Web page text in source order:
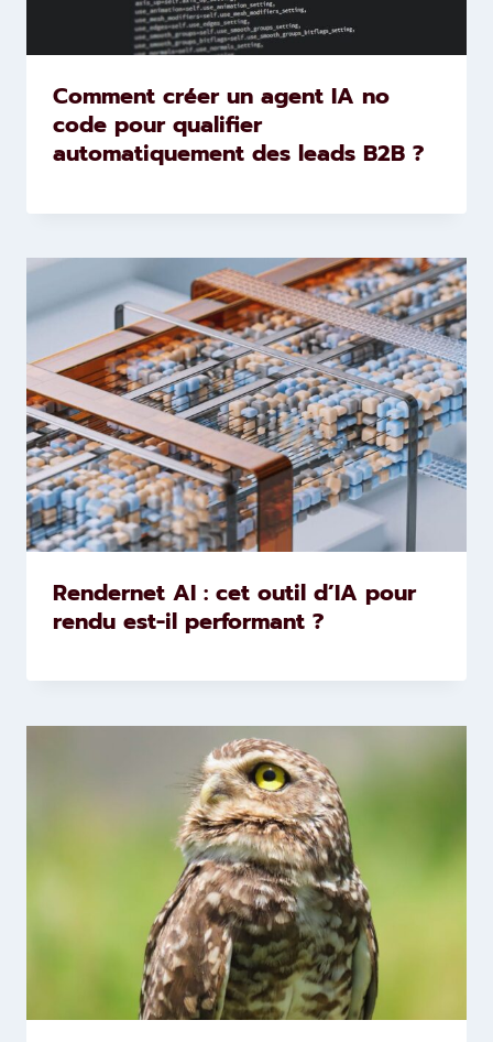
Comment créer un agent IA no
code pour qualifier
automatiquement des leads B2B ?
Rendernet AI : cet outil d’IA pour
rendu est-il performant ?